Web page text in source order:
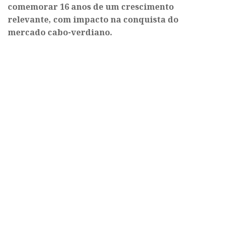
comemorar 16 anos de um crescimento
relevante, com impacto na conquista do
mercado cabo-verdiano.